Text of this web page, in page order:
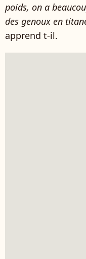
poids, on a
des genoux en
apprend t-il.